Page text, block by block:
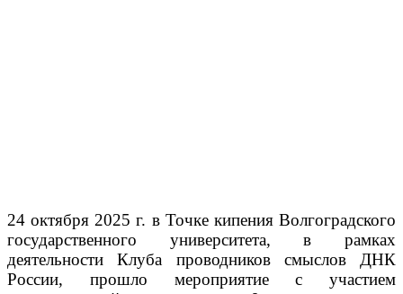
24 октября 2025 г. в Точке кипения Волгоградского
государственного университета, в рамках
деятельности Клуба проводников смыслов ДНК
России, прошло мероприятие с участием